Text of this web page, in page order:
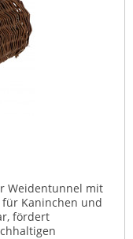
Weidentunnel mit
Kaninchen und
fördert